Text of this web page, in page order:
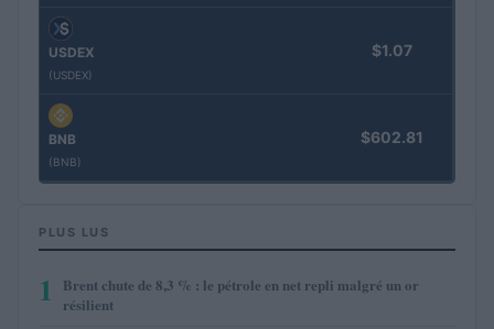
USDEX
(USDEX)
$1.07
BNB
(BNB)
$602.81
PLUS LUS
1
Brent chute de 8,3 % : le pétrole en net repli malgré un or
résilient